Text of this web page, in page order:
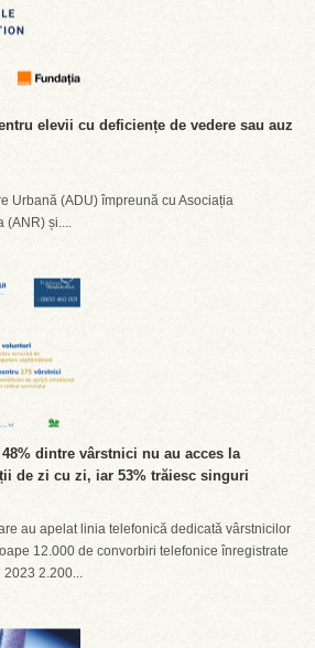
elevii cu deficiențe de vedere sau auz
Urbană (ADU) împreună cu Asociația
(ANR) și....
dintre vârstnici nu au acces la
de zi cu zi, iar 53% trăiesc singuri
au apelat linia telefonică dedicată vârstnicilor
12.000 de convorbiri telefonice înregistrate
2023 2.200...